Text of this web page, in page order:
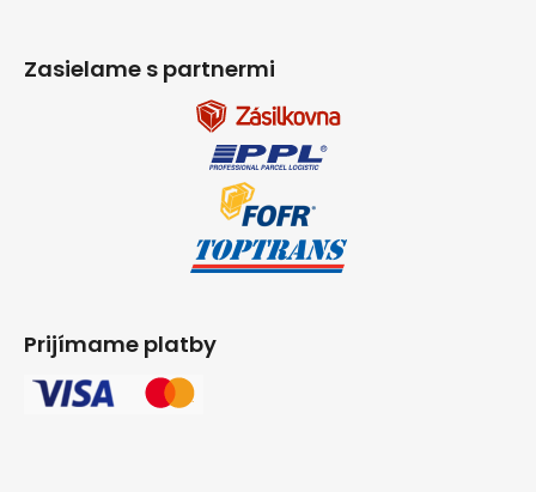
Zasielame s partnermi
Prijímame platby